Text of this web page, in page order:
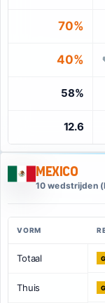
70%
40%
58%
12.6
Mexico
10 wedstrijden
VORM
Totaal G
Thuis G